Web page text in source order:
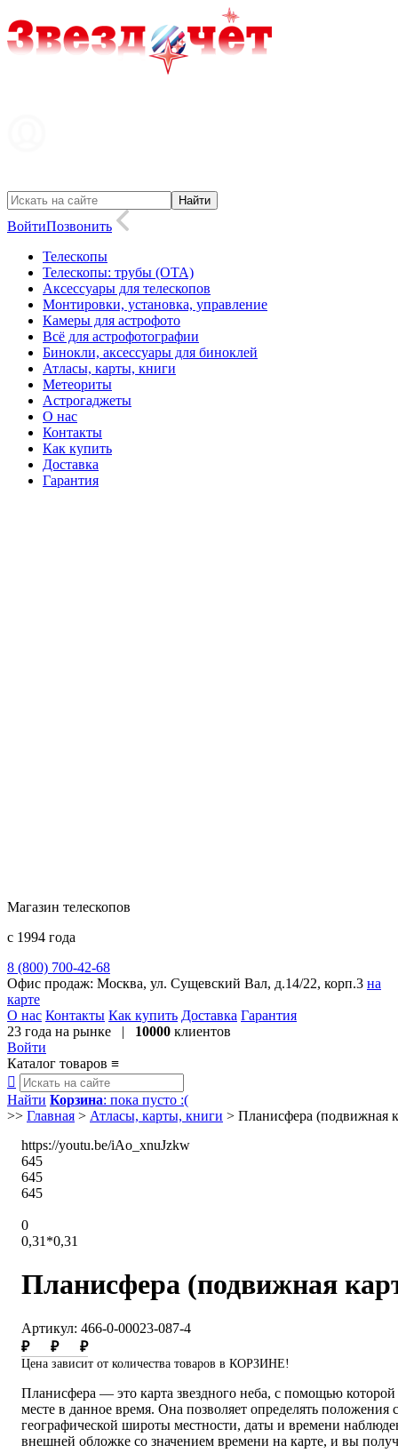
ВойтиПозвонить
Телескопы
Телескопы: трубы (OTA)
Аксессуары для телескопов
Монтировки, установка, управление
Камеры для астрофото
Всё для астрофотографии
Бинокли, аксессуары для биноклей
Атласы, карты, книги
Метеориты
Астрогаджеты
О нас
Контакты
Как купить
Доставка
Гарантия
Магазин телескопов
с 1994 года
8 (800) 700-42-68
Офис продаж: Москва, ул. Сущевский Вал, д.14/22, корп.3 на
карте
О нас Контакты Как купить Доставка Гарантия
23 года на рынке | 10000 клиентов
Войти
Каталог товаров ≡

Найти Корзина: пока пусто :(
>> Главная > Атласы, карты, книги > Планисфера (подвижная
https://youtu.be/iAo_xnuJzkw
645
645
645
0
0,31*0,31
Планисфера (подвижная
Артикул: 466-0-00023-087-4
₽
₽ ₽
Цена зависит от количества товаров в КОРЗИНЕ!
Планисфера — это карта звездного неба, с помощью
месте в данное время. Она позволяет определять
географической широты местности, даты и времени
внешней обложке со значением времени на карте, и вы